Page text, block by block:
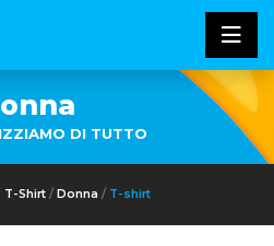
DI TUTTO
T-Shirt Donna T-shirt